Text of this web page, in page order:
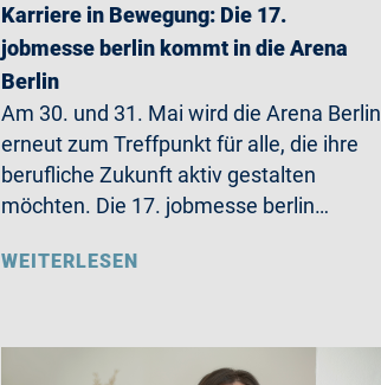
Karriere in Bewegung: Die 17.
jobmesse berlin kommt in die Arena
Berlin
Am 30. und 31. Mai wird die Arena Berlin
erneut zum Treffpunkt für alle, die ihre
berufliche Zukunft aktiv gestalten
möchten. Die 17. jobmesse berlin…
WEITERLESEN